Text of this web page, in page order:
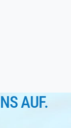
AUF.